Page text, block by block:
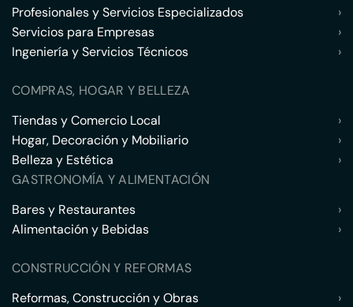
Profesionales y Servicios Especializados
›
Servicios para Empresas
›
Ingeniería y Servicios Técnicos
›
COMPRAS, HOGAR Y BELLEZA
Tiendas y Comercio Local
›
Hogar, Decoración y Mobiliario
›
Belleza y Estética
›
GASTRONOMÍA Y ALIMENTACIÓN
Bares y Restaurantes
›
Alimentación y Bebidas
›
CONSTRUCCIÓN Y REFORMAS
Reformas, Construcción y Obras
›